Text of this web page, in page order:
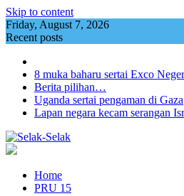
Skip to content
Friday, August 7, 2026
Recent posts
8 muka baharu sertai Exco
Berita pilihan…
Uganda sertai pengaman di Gaza
Lapan negara kecam serangan
Home
PRU 15